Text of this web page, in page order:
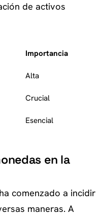
de activos
Importancia
Alta
Crucial
Esencial
en la
comenzado a incidir
maneras. A